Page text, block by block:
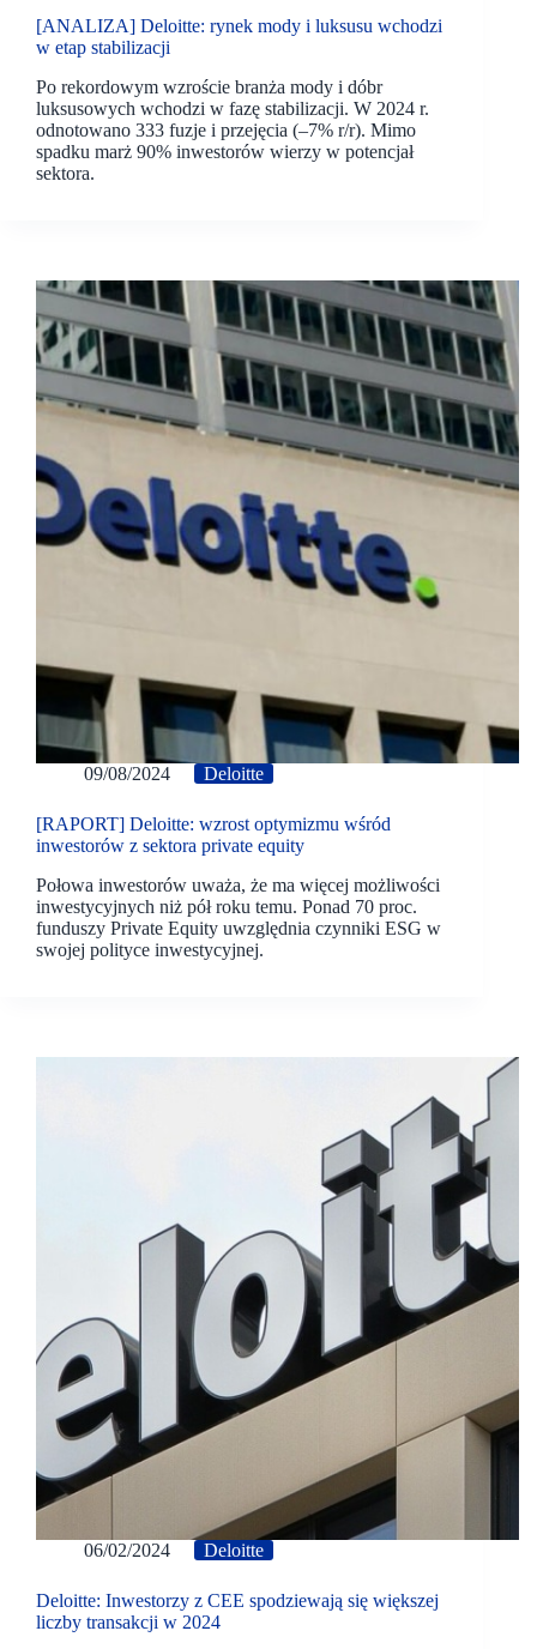
[ANALIZA] Deloitte: rynek mody i luksusu wchodzi
w etap stabilizacji
Po rekordowym wzroście branża mody i dóbr
luksusowych wchodzi w fazę stabilizacji. W 2024 r.
odnotowano 333 fuzje i przejęcia (–7% r/r). Mimo
spadku marż 90% inwestorów wierzy w potencjał
sektora.
09/08/2024 Deloitte
[RAPORT] Deloitte: wzrost optymizmu wśród
inwestorów z sektora private equity
Połowa inwestorów uważa, że ma więcej możliwości
inwestycyjnych niż pół roku temu. Ponad 70 proc.
funduszy Private Equity uwzględnia czynniki ESG w
swojej polityce inwestycyjnej.
06/02/2024 Deloitte
Deloitte: Inwestorzy z CEE spodziewają się większej
liczby transakcji w 2024